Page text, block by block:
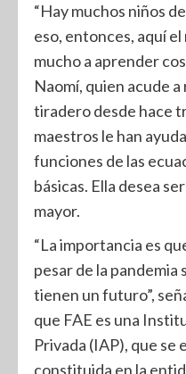
“Hay muchos niños
eso, entonces, aquí
mucho a aprender
Naomí, quien acude
tiradero desde hace
maestros le han
funciones de las
básicas. Ella desea
mayor.
“La importancia es
pesar de la pandemia
tienen un futuro”,
que FAE es una
Privada (IAP), que
constituida en la